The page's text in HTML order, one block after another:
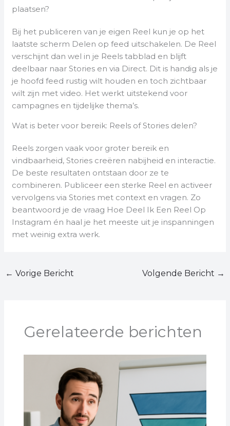
plaatsen?
Bij het publiceren van je eigen Reel kun je op het
laatste scherm Delen op feed uitschakelen. De Reel
verschijnt dan wel in je Reels tabblad en blijft
deelbaar naar Stories en via Direct. Dit is handig als je
je hoofd feed rustig wilt houden en toch zichtbaar
wilt zijn met video. Het werkt uitstekend voor
campagnes en tijdelijke thema’s.
Wat is beter voor bereik: Reels of Stories delen?
Reels zorgen vaak voor groter bereik en
vindbaarheid, Stories creëren nabijheid en interactie.
De beste resultaten ontstaan door ze te
combineren. Publiceer een sterke Reel en activeer
vervolgens via Stories met context en vragen. Zo
beantwoord je de vraag Hoe Deel Ik Een Reel Op
Instagram én haal je het meeste uit je inspanningen
met weinig extra werk.
← Vorige Bericht Volgende Bericht →
Gerelateerde berichten